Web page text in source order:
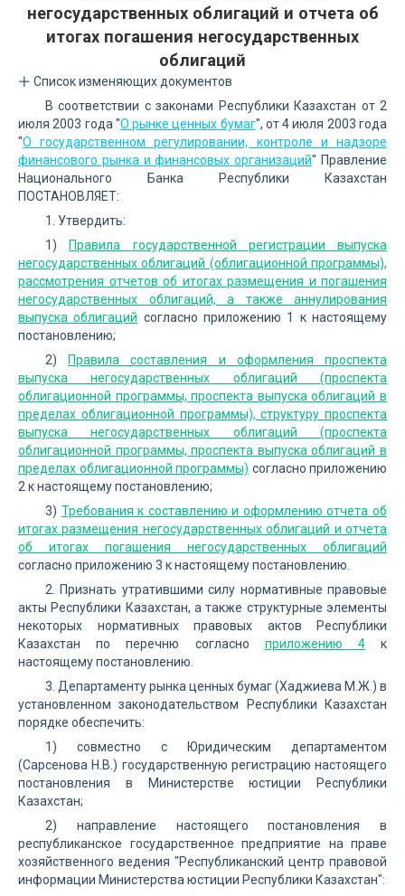
негосударственных облигаций и отчета об
итогах погашения негосударственных
облигаций
Список изменяющих документов
В соответствии с законами Республики Казахстан от 2
июля 2003 года "О рынке ценных бумаг", от 4 июля 2003 года
"О государственном регулировании, контроле и надзоре
финансового рынка и финансовых организаций" Правление
Национального Банка Республики Казахстан
ПОСТАНОВЛЯЕТ:
1. Утвердить:
1)
Правила государственной регистрации выпуска
негосударственных облигаций (облигационной программы),
рассмотрения отчетов об итогах размещения и погашения
негосударственных облигаций, а также аннулирования
выпуска облигаций согласно приложению 1 к настоящему
постановлению;
2)
Правила составления и оформления проспекта
выпуска негосударственных облигаций (проспекта
облигационной программы, проспекта выпуска облигаций в
пределах облигационной программы), структуру проспекта
выпуска негосударственных облигаций (проспекта
облигационной программы, проспекта выпуска облигаций в
пределах облигационной программы) согласно приложению
2 к настоящему постановлению;
3) Требования к составлению и оформлению отчета об
итогах размещения негосударственных облигаций и отчета
об итогах погашения негосударственных облигаций
согласно приложению 3 к настоящему постановлению.
2. Признать утратившими силу нормативные правовые
акты Республики Казахстан, а также структурные элементы
некоторых нормативных правовых актов Республики
Казахстан по перечню согласно приложению 4к
настоящему постановлению.
3. Департаменту рынка ценных бумаг (Хаджиева М.Ж.) в
установленном законодательством Республики Казахстан
порядке обеспечить:
1) совместно с Юридическим департаментом
(Сарсенова Н.В.) государственную регистрацию настоящего
постановления в Министерстве юстиции Республики
Казахстан;
2) направление настоящего постановления в
республиканское государственное предприятие на праве
хозяйственного ведения "Республиканский центр правовой
информации Министерства юстиции Республики Казахстан":